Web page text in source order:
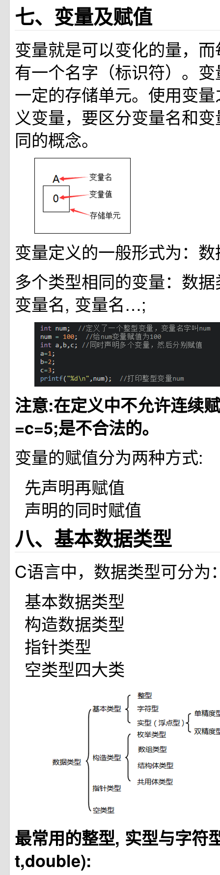
七、变量及赋值
变量就是可以变化的量，
有一个名字（标识符）。
一定的存储单元。使用变
义变量，要区分变量名和
同的概念。
变量定义的一般形式为：
多个类型相同的变量：数
变量名, 变量名…;
注意:在定义中不允许连续
=c=5;是不合法的。
变量的赋值分为两种方式:
先声明再赋值
声明的同时赋值
八、基本数据类型
C语言中，数据类型可分为
基本数据类型
构造数据类型
指针类型
空类型四大类
最常用的整型, 实型与字
t,double):